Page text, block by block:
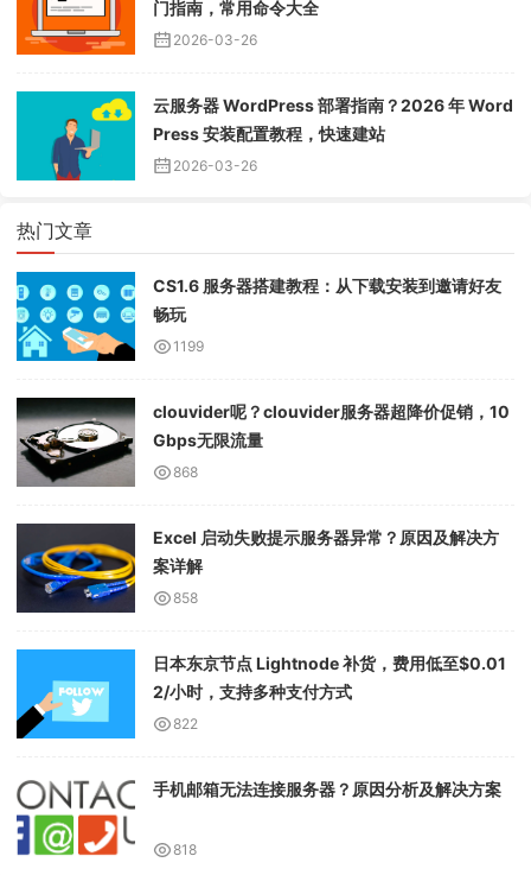
门指南，常用命令大全
2026-03-26
云服务器 WordPress 部署指南？2026 年 Word
Press 安装配置教程，快速建站
2026-03-26
热门文章
CS1.6 服务器搭建教程：从下载安装到邀请好友
畅玩
1199
clouvider呢？clouvider服务器超降价促销，10
Gbps无限流量
868
Excel 启动失败提示服务器异常？原因及解决方
案详解
858
日本东京节点 Lightnode 补货，费用低至$0.01
2/小时，支持多种支付方式
822
手机邮箱无法连接服务器？原因分析及解决方案
818